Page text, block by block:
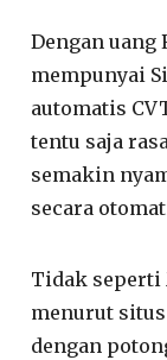
Dengan uang
mempunyai
automatis
tentu saja
semakin
secara
Tidak seperti
menurut situs
dengan